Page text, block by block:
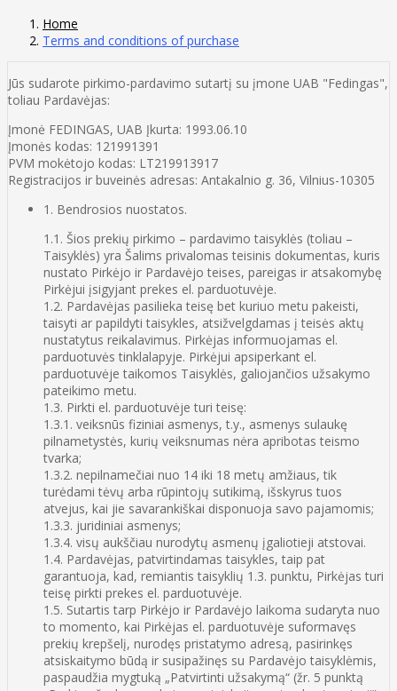
Home
Terms and conditions of purchase
Jūs sudarote pirkimo-pardavimo sutartį su įmone UAB "Fedingas",
toliau Pardavėjas:
Įmonė FEDINGAS, UAB Įkurta: 1993.06.10
Įmonės kodas: 121991391
PVM mokėtojo kodas: LT219913917
Registracijos ir buveinės adresas: Antakalnio g. 36, Vilnius-10305
1. Bendrosios nuostatos.
1.1. Šios prekių pirkimo – pardavimo taisyklės (toliau –
Taisyklės) yra Šalims privalomas teisinis dokumentas, kuris
nustato Pirkėjo ir Pardavėjo teises, pareigas ir atsakomybę
Pirkėjui įsigyjant prekes el. parduotuvėje.
1.2. Pardavėjas pasilieka teisę bet kuriuo metu pakeisti,
taisyti ar papildyti taisykles, atsižvelgdamas į teisės aktų
nustatytus reikalavimus. Pirkėjas informuojamas el.
parduotuvės tinklalapyje. Pirkėjui apsiperkant el.
parduotuvėje taikomos Taisyklės, galiojančios užsakymo
pateikimo metu.
1.3. Pirkti el. parduotuvėje turi teisę:
1.3.1. veiksnūs fiziniai asmenys, t.y., asmenys sulaukę
pilnametystės, kurių veiksnumas nėra apribotas teismo
tvarka;
1.3.2. nepilnamečiai nuo 14 iki 18 metų amžiaus, tik
turėdami tėvų arba rūpintojų sutikimą, išskyrus tuos
atvejus, kai jie savarankiškai disponuoja savo pajamomis;
1.3.3. juridiniai asmenys;
1.3.4. visų aukščiau nurodytų asmenų įgaliotieji atstovai.
1.4. Pardavėjas, patvirtindamas taisykles, taip pat
garantuoja, kad, remiantis taisyklių 1.3. punktu, Pirkėjas turi
teisę pirkti prekes el. parduotuvėje.
1.5. Sutartis tarp Pirkėjo ir Pardavėjo laikoma sudaryta nuo
to momento, kai Pirkėjas el. parduotuvėje suformavęs
prekių krepšelį, nurodęs pristatymo adresą, pasirinkęs
atsiskaitymo būdą ir susipažinęs su Pardavėjo taisyklėmis,
paspaudžia mygtuką „Patvirtinti užsakymą“ (žr. 5 punktą